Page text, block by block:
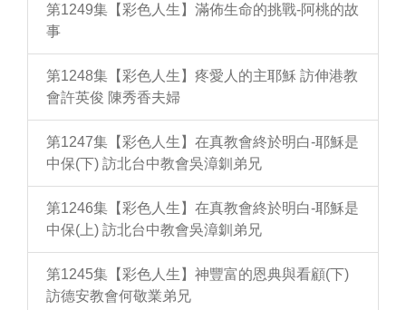
第1249集【彩色人生】滿佈生命的挑戰-阿桃的故
事
第1248集【彩色人生】疼愛人的主耶穌 訪伸港教
會許英俊 陳秀香夫婦
第1247集【彩色人生】在真教會終於明白-耶穌是
中保(下) 訪北台中教會吳漳釧弟兄
第1246集【彩色人生】在真教會終於明白-耶穌是
中保(上) 訪北台中教會吳漳釧弟兄
第1245集【彩色人生】神豐富的恩典與看顧(下)
訪德安教會何敬業弟兄